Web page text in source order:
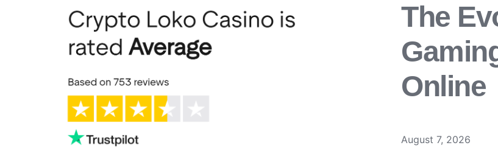
The
Online
August 7, 2026